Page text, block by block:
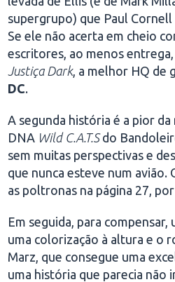
supergrupo) que Paul
Se ele não acerta em cheio
escritores, ao menos
Justiça Dark, a melhor HQ de
DC.
A segunda história é a pior
DNA Wild C.A.T.Sdo
sem muitas perspectivas e
que nunca esteve num avião.
as poltronas na página 27,
Em seguida, para compensar,
uma colorização à altura e o
Marz, que consegue uma
uma história que parecia não